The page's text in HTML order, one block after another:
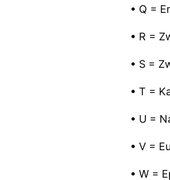
• Q =
• R =
• S =
• T =
• U =
• V =
• W =